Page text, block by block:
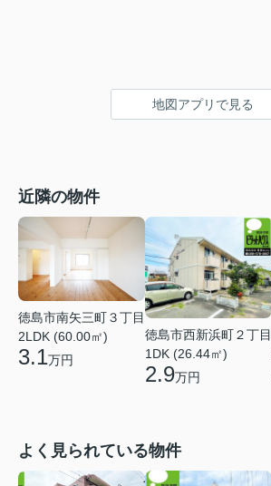
地図アプリで見る
近隣の物件
徳島市南矢三町３丁目
2LDK (60.00㎡)
3.1万円
徳島市西新浜町２丁目
1DK (26.44㎡)
2.9万円
よく見られている物件